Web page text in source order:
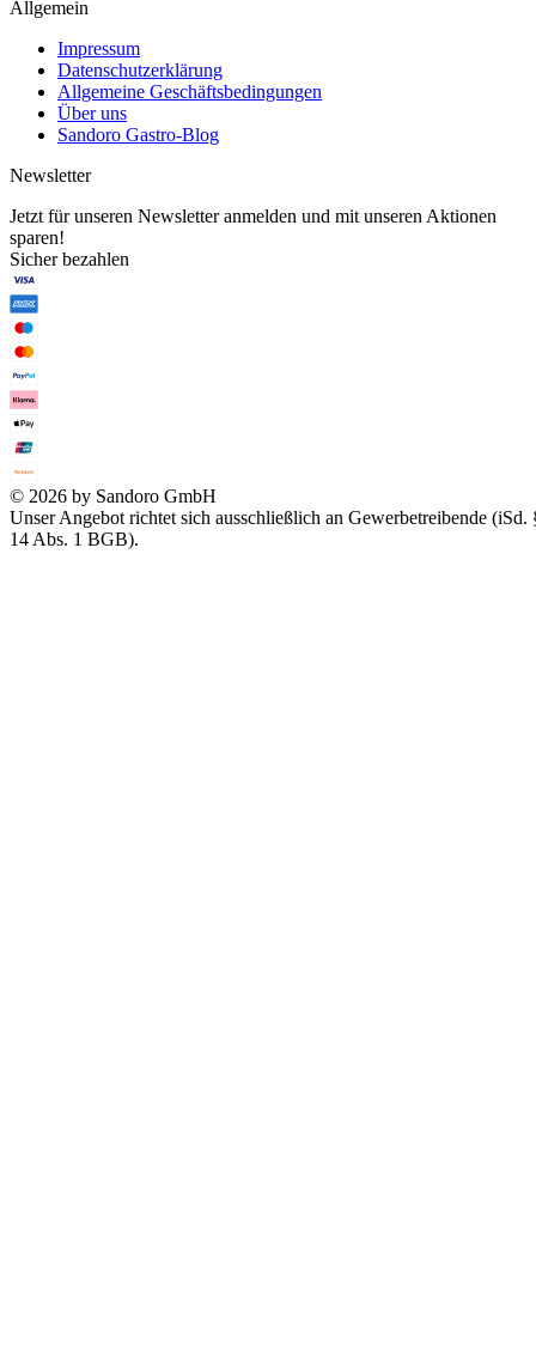
Allgemein
Impressum
Datenschutzerklärung
Allgemeine Geschäftsbedingungen
Über uns
Sandoro Gastro-Blog
Newsletter
Jetzt für unseren Newsletter anmelden und mit unseren Aktionen
sparen!
Sicher bezahlen
© 2026 by Sandoro GmbH
Unser Angebot richtet sich ausschließlich an Gewerbetreibende (iSd.
14 Abs. 1 BGB).